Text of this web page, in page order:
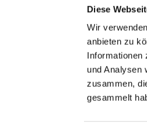
Diese
Wir
anbieten zu
Informationen
und Analysen
zusammen,
gesammelt
Schützenstr. 12
16547 Birkenwerder